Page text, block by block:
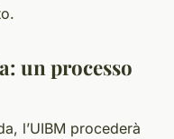
un processo
l’UIBM procederà